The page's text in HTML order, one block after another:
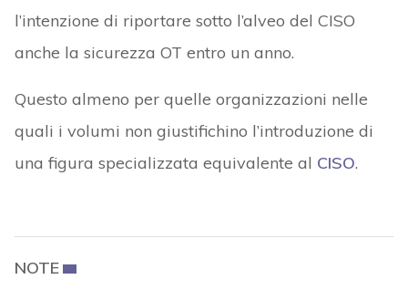
l’intenzione di riportare sotto l’alveo del CISO
anche la sicurezza OT entro un anno.
Questo almeno per quelle organizzazioni nelle
quali i volumi non giustifichino l’introduzione di
una figura specializzata equivalente al CISO.
NOTE